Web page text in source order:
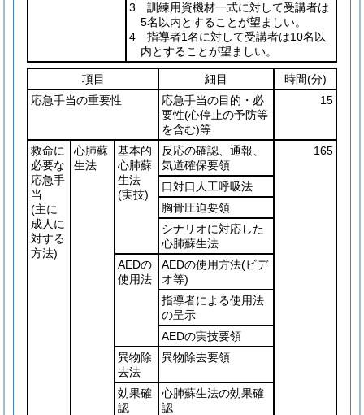
3 訓練用資機材一式に対して受講者は
5名以内とすることが望ましい。
4 指導者1名に対して受講者は10名以
内とすることが望ましい。
項目 細目 時間(分)
応急手当の重要性
応急手当の目的・必
要性(心停止の予防等
を含む)等
15
救命に
必要な
応急手
当
(主に
成人に
対する
方法)
心肺蘇
生法
基本的
心肺蘇
生法
(実技)
反応の確認、通報、
気道確保要領
165
口対口人工呼吸法
胸骨圧迫要領
シナリオに対応した
心肺蘇生法
AEDの
使用法
AEDの使用方法(ビデ
オ等)
指導者による使用法
の呈示
AEDの実技要領
異物除
去法
異物除去要領
効果確
認
心肺蘇生法の効果確
認